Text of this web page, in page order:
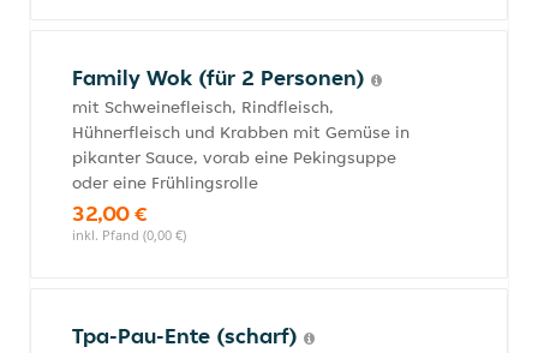
Family Wok (für 2 Personen)
mit Schweinefleisch, Rindfleisch,
Hühnerfleisch und Krabben mit Gemüse in
pikanter Sauce, vorab eine Pekingsuppe
oder eine Frühlingsrolle
32,00 €
inkl. Pfand (0,00 €)
Tpa-Pau-Ente (scharf)